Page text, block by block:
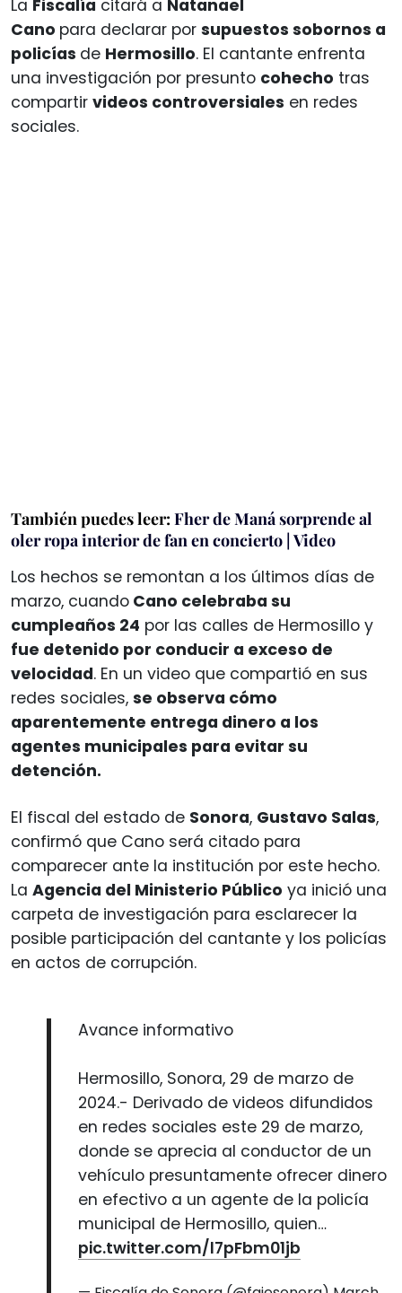
La Fiscalía citará a Natanael
Cano para declarar por supuestos sobornos a
policías de Hermosillo. El cantante enfrenta
una investigación por presunto cohecho tras
compartir videos controversiales en redes
sociales.
También puedes leer: Fher de Maná sorprende al
oler ropa interior de fan en concierto | Video
Los hechos se remontan a los últimos días de
marzo, cuando Cano celebraba su
cumpleaños 24 por las calles de Hermosillo y
fue detenido por conducir a exceso de
velocidad. En un video que compartió en sus
redes sociales, se observa cómo
aparentemente entrega dinero a los
agentes municipales para evitar su
detención.
El fiscal del estado de Sonora, Gustavo Salas,
confirmó que Cano será citado para
comparecer ante la institución por este hecho.
La Agencia del Ministerio Público ya inició una
carpeta de investigación para esclarecer la
posible participación del cantante y los policías
en actos de corrupción.
Avance informativo
Hermosillo, Sonora, 29 de marzo de
2024.- Derivado de videos difundidos
en redes sociales este 29 de marzo,
donde se aprecia al conductor de un
vehículo presuntamente ofrecer dinero
en efectivo a un agente de la policía
municipal de Hermosillo, quien…
pic.twitter.com/l7pFbm01jb